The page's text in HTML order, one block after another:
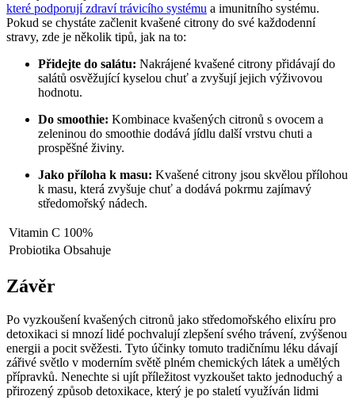
které podporují zdraví trávicího systému a imunitního systému.
Pokud se chystáte začlenit kvašené citrony do své každodenní
stravy, zde je několik tipů, jak na to:
Přidejte do salátu: Nakrájené kvašené citrony přidávají do
salátů osvěžující kyselou chuť a zvyšují jejich výživovou
hodnotu.
Do smoothie: Kombinace kvašených citronů s ovocem a
zeleninou do smoothie dodává jídlu další vrstvu chuti a
prospěšné živiny.
Jako příloha k masu: Kvašené citrony jsou skvělou přílohou
k masu, která zvyšuje chuť a dodává pokrmu zajímavý
středomořský nádech.
Vitamin C 100%
Probiotika Obsahuje
Závěr
Po vyzkoušení kvašených citronů jako středomořského elixíru pro
detoxikaci si mnozí lidé pochvalují zlepšení svého trávení, zvýšenou
energii a pocit svěžesti. Tyto účinky tomuto tradičnímu léku dávají
zářivé světlo v moderním světě plném chemických látek a umělých
přípravků. Nenechte si ujít příležitost vyzkoušet takto jednoduchý a
přirozený způsob detoxikace, který je po staletí využíván lidmi